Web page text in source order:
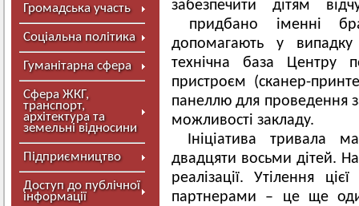
Громадська участь
Соціальна політика
Гуманітарна сфера
Сфера ЖКГ,
транспорт,
архітектура та
земельні відносини
Підприємництво
Доступ до публічної
інформації
забезпечити дітям
придбано іменні
допомагають у
технічна база Центру
пристроєм (сканер-
панеллю для проведення
можливості закладу.
Ініціатива тривала
двадцяти восьми дітей.
реалізації. Утілення
партнерами – це ще